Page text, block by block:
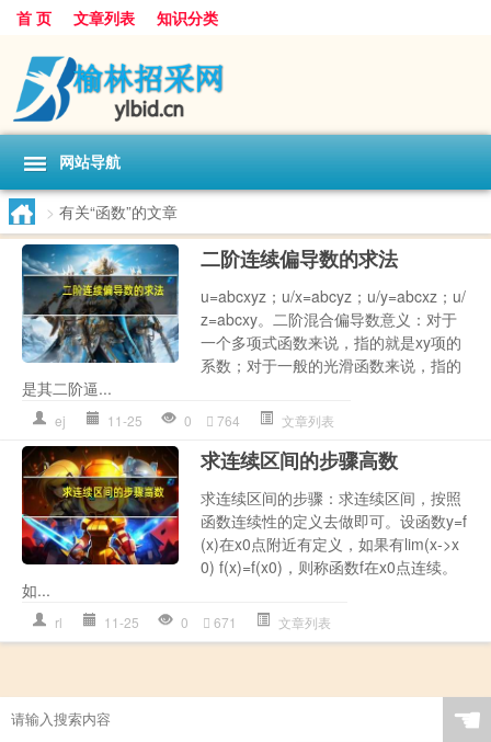
首 页 文章列表 知识分类
网站导航
> 有关“函数”的文章
二阶连续偏导数的求法
u=abcxyz；u/x=abcyz；u/y=abcxz；u/
z=abcxy。二阶混合偏导数意义：对于
一个多项式函数来说，指的就是xy项的
系数；对于一般的光滑函数来说，指的
是其二阶逼...
ej 11-25 0 764 文章列表
求连续区间的步骤高数
求连续区间的步骤：求连续区间，按照
函数连续性的定义去做即可。设函数y=f
(x)在x0点附近有定义，如果有lim(x->x
0) f(x)=f(x0)，则称函数f在x0点连续。
如...
rl 11-25 0 671 文章列表
☚